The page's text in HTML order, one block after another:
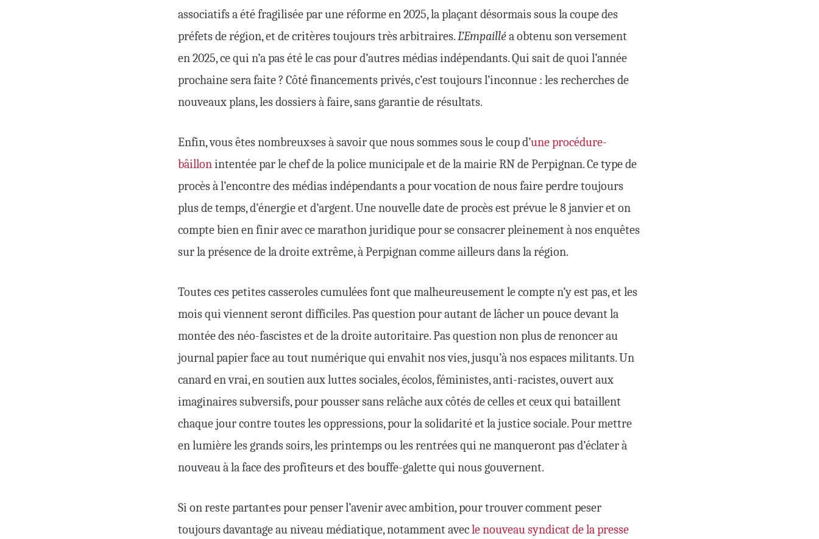
associatifs a été fragilisée par une réforme en 2025, la plaçant désormais sous la coupe des
préfets de région, et de critères toujours très arbitraires.L’Empailléa obtenu son versement
en 2025, ce qui n’a pas été le cas pour d’autres médias indépendants. Qui sait de quoi l’année
prochaine sera faite ? Côté financements privés, c’est toujours l’inconnue : les recherches de
nouveaux plans, les dossiers à faire, sans garantie de résultats.
Enfin, vous êtes nombreux·ses à savoir que nous sommes sous le coup d’une procédure-
bâillonintentée par le chef de la police municipale et de la mairie RN de Perpignan. Ce type de
procès à l’encontre des médias indépendants a pour vocation de nous faire perdre toujours
plus de temps, d’énergie et d’argent. Une nouvelle date de procès est prévue le 8 janvier et on
compte bien en finir avec ce marathon juridique pour se consacrer pleinement à nos enquêtes
sur la présence de la droite extrême, à Perpignan comme ailleurs dans la région.
Toutes ces petites casseroles cumulées font que malheureusement le compte n’y est pas, et les
mois qui viennent seront difficiles. Pas question pour autant de lâcher un pouce devant la
montée des néo-fascistes et de la droite autoritaire. Pas question non plus de renoncer au
journal papier face au tout numérique qui envahit nos vies, jusqu’à nos espaces militants. Un
canard en vrai, en soutien aux luttes sociales, écolos, féministes, anti-racistes, ouvert aux
imaginaires subversifs, pour pousser sans relâche aux côtés de celles et ceux qui bataillent
chaque jour contre toutes les oppressions, pour la solidarité et la justice sociale. Pour mettre
en lumière les grands soirs, les printemps ou les rentrées qui ne manqueront pas d’éclater à
nouveau à la face des profiteurs et des bouffe-galette qui nous gouvernent.
Si on reste partant·es pour penser l’avenir avec ambition, pour trouver comment peser
toujours davantage au niveau médiatique, notamment avecle nouveau syndicat de la presse